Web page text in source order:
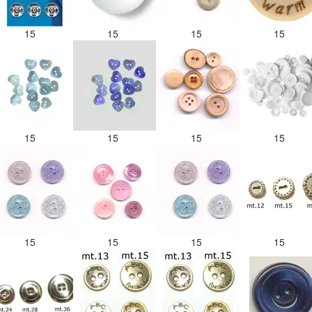
15 15 15 15
15 15 15 15
15 15 15 15